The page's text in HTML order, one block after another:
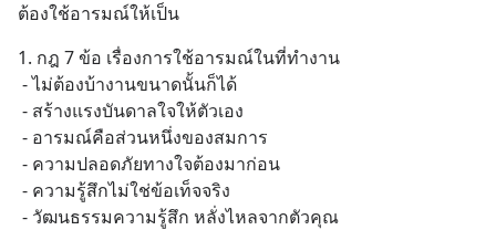
ต้องใช้อารมณ์ให้เป็น
1. กฎ 7 ข้อ เรื่องการใช้อารมณ์ในที่ทำงาน
- ไม่ต้องบ้างานขนาดนั้นก็ได้
- สร้างแรงบันดาลใจให้ตัวเอง
- อารมณ์คือส่วนหนึ่งของสมการ
- ความปลอดภัยทางใจต้องมาก่อน
- ความรู้สึกไม่ใช่ข้อเท็จจริง
- วัฒนธรรมความรู้สึก หลั่งไหลจากตัวคุณ